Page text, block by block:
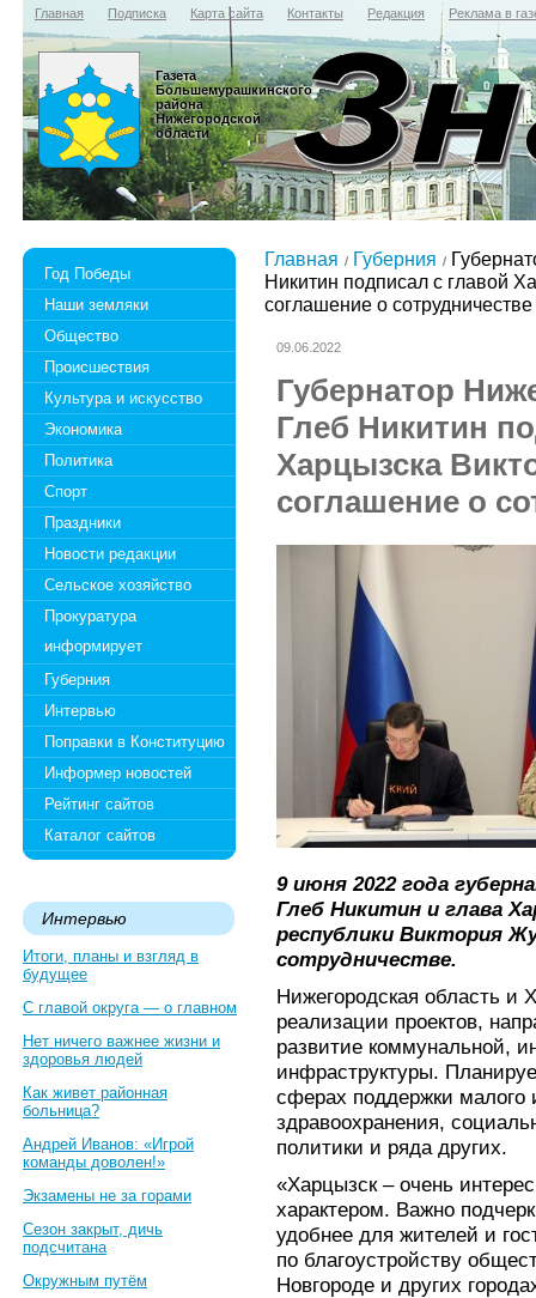
Главная Подписка Карта сайта Контакты Редакция Реклама в
Газета
Большемурашкинского
района
Нижегородской
области
Год Победы
Наши земляки
Общество
Происшествия
Культура и искусство
Экономика
Политика
Спорт
Праздники
Новости редакции
Сельское хозяйство
Прокуратура
информирует
Губерния
Интервью
Поправки в Конституцию
Информер новостей
Рейтинг сайтов
Каталог сайтов
Интервью
Итоги, планы и взгляд в
будущее
С главой округа — о главном
Нет ничего важнее жизни и
здоровья людей
Как живет районная
больница?
Андрей Иванов: «Игрой
команды доволен!»
Экзамены не за горами
Сезон закрыт, дичь
подсчитана
Окружным путём
Главная Губерния
Никитин подписал с главой
соглашение о сотрудничестве
09.06.2022
Губернатор
Глеб Никитин
Харцызска
соглашение о
9 июня 2022 года
Глеб Никитин и глава
республики Виктория
сотрудничестве.
Нижегородская область и
реализации проектов,
развитие коммунальной,
инфраструктуры.
сферах поддержки малого
здравоохранения,
политики и ряда других.
«Харцызск – очень
характером. Важно
удобнее для жителей и
по благоустройству
Новгороде и других